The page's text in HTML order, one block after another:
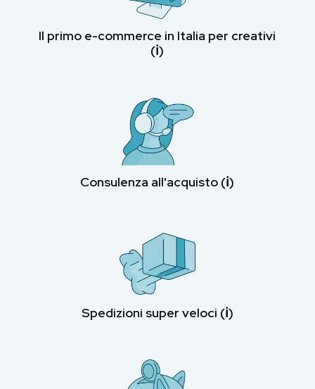
Il primo e-commerce in Italia per creativi
(ℹ︎)
Consulenza all'acquisto (ℹ︎)
Spedizioni super veloci (ℹ︎)